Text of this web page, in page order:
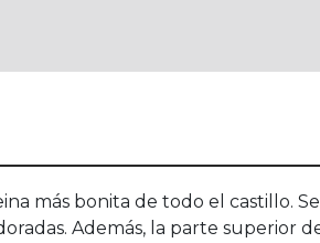
más bonita de todo el castillo.
Además, la parte superior